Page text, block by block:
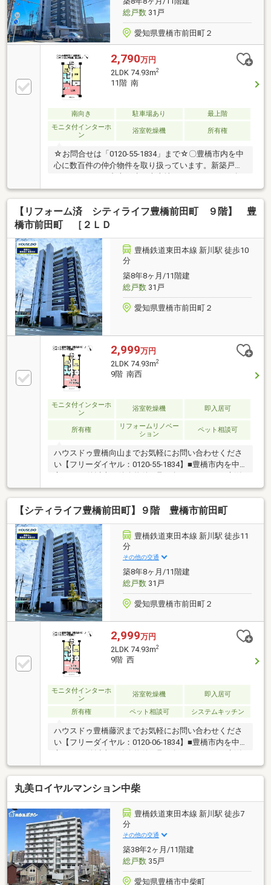
「最高のお家」だけをご案内します。
総戸数31戸
愛知県豊橋市前田町２
2,790万円
2LDK 74.93m2
11階 南
南向き 駐車場あり
最上階
モニタ付インターホ
ン
浴室乾燥機 所有権
☆お問合せは「0120-55-1834」まで☆〇豊橋市内を中
心に数百件の仲介物件を取り扱っています。新築戸建
広くご紹介しております。〇住宅ローンの相談も承っ
ております。当社のご成約事例ですが、借入がある
方、自営業の方、転職歴のある方、ローン残債を残し
て購入された方も、おてつだいさせて頂きました。ぜ
策 】スタッフのマスク着用・手洗い・アルコール消毒
等の対応をして感染予防を心がけております。【対応
言語：英語 ／ポルトガル語（language：English／
Portuguese）】
【リフォーム済 シティライフ豊橋前田町 ９階】 豊
橋市前田町 ［２ＬＤ
豊橋鉄道東田本線 新川駅 徒歩10
分
築8年8ヶ月/11階建
総戸数31戸
愛知県豊橋市前田町２
2,999万円
2LDK 74.93m2
9階 南西
モニタ付インターホ
ン
浴室乾燥機 即入居可
所有権
リフォームリノベー
ション
ペット相談可
ハウスドゥ豊橋向山までお気軽にお問い合わせくださ
い【フリーダイヤル：0120-55-1834】■豊橋市内を中
戸建・中古戸建・売土地・マンションまで幅広くご紹
介しております。当物件以外にも多数の物件をご紹介
できます。まずはお気軽にお電話、ご来店くださいま
せ！【対応言語：英語 ／ポルトガル語（language：
English／Portuguese）】■住宅ローンの相談も承って
おります。当社のご成約事例ですが、借入がある方、
自営業の方、転職歴のある方、ローン残債を残して購
入された方も、おてつだいさせて頂きました。ぜひご
相談ください！
【シティライフ豊橋前田町】９階 豊橋市前田町
豊橋鉄道東田本線 新川駅 徒歩11
分
その他の交通
築8年8ヶ月/11階建
総戸数31戸
愛知県豊橋市前田町２
2,999万円
2LDK 74.93m2
9階 西
モニタ付インターホ
ン
浴室乾燥機 即入居可
所有権 ペット相談可 システムキッチン
ハウスドゥ豊橋藤沢までお気軽にお問い合わせくださ
い【フリーダイヤル：0120-06-1834】■豊橋市内を中
心に1000件以上の仲介物件を取り扱っています。新築
戸建・中古戸建・売土地・マンションまで幅広くご紹
介しております。当物件以外にも多数の物件をご紹介
できます。まずはお気軽にお電話、ご来店くださいま
せ！【対応言語：英語 ／ポルトガル語（language：
English／Portuguese）】■住宅ローンの相談も承って
おります。当社のご成約事例ですが、借入がある方、
自営業の方、転職歴のある方、ローン残債を残して購
入された方も、おてつだいさせて頂きました。ぜひご
相談ください！
丸美ロイヤルマンション中柴
豊橋鉄道東田本線 新川駅 徒歩7
分
その他の交通
築38年2ヶ月/11階建
総戸数35戸
愛知県豊橋市中柴町